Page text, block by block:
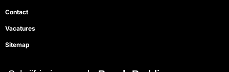
Contact
Vacatures
Sitemap